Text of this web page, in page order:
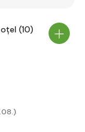
(10)